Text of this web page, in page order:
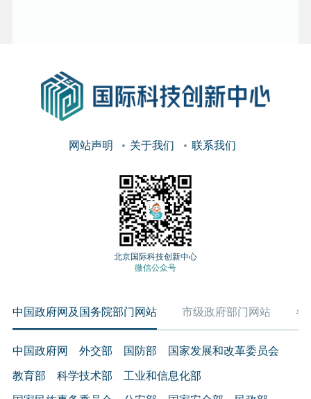
网站声明 关于我们 联系我们
北京国际科技创新中心
微信公众号
中国政府网及国务院部门网站 市级政府部门网站 各
中国政府网 外交部 国防部 国家发展和改革委员会
教育部 科学技术部 工业和信息化部